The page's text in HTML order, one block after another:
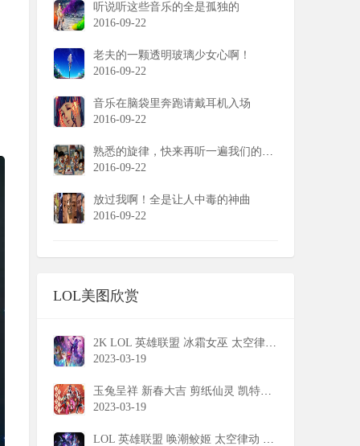
听说听这些音乐的全是孤独的
2016-09-22
老夫的一颗透明玻璃少女心啊！
2016-09-22
音乐在脑袋里奔跑请戴耳机入场
2016-09-22
熟悉的旋律，快来再听一遍我们的童年
2016-09-22
放过我啊！全是让人中毒的神曲
2016-09-22
LOL美图欣赏
2K LOL 英雄联盟 冰霜女巫 太空律动 丽桑卓 高清 壁纸
2023-03-19
玉兔呈祥 新春大吉 剪纸仙灵 凯特琳 卡蜜尔 佐伊 格温 萨勒芬妮 lol 英雄联盟 壁纸
2023-03-19
LOL 英雄联盟 唤潮鲛姬 太空律动 娜美 2K 电脑 高清 壁纸